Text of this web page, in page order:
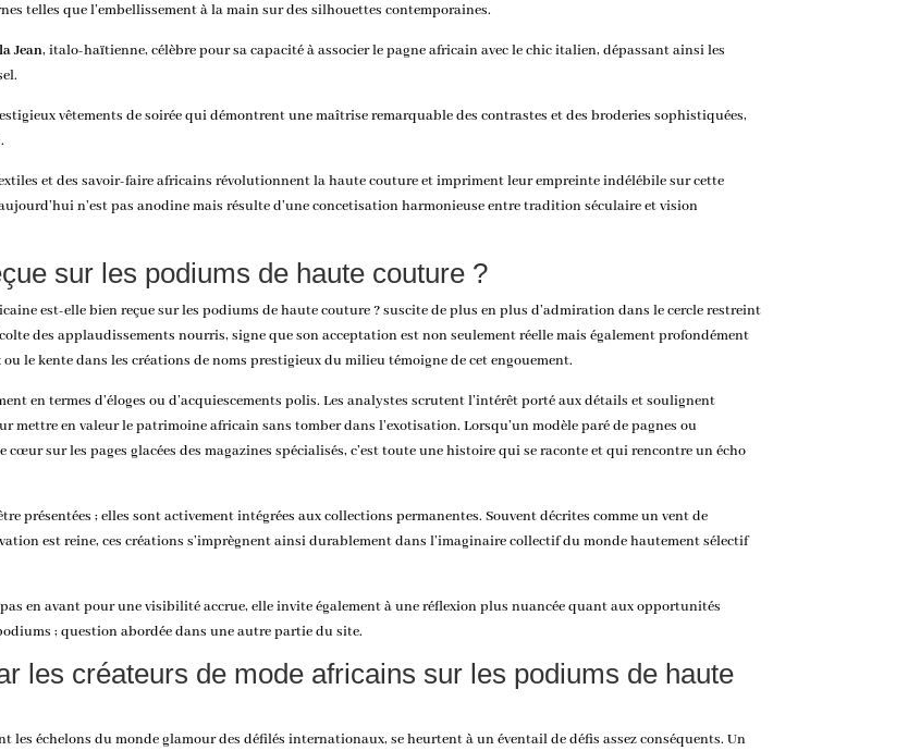
telles que l’embellissement à la main sur des silhouettes contemporaines.
Jean, italo-haïtienne, célèbre pour sa capacité à associer le pagne africain avec le chic italien, dépassant ainsi les
vêtements de soirée qui démontrent une maîtrise remarquable des contrastes et des broderies sophistiquées,
et des savoir-faire africains révolutionnent la haute couture et impriment leur empreinte indélébile sur cette
n’est pas anodine mais résulte d’uneconcetisation harmonieuseentre tradition séculaire et vision
sur les podiums de haute couture ?
est-elle bien reçue sur les podiums de haute couture ? suscite de plus en plus d’admiration dans le cercle restreint
des applaudissements nourris, signe que son acceptation est non seulement réelle mais également profondément
le kente dans les créations de noms prestigieux du milieu témoigne de cet engouement.
en termes d’éloges ou d’acquiescements polis. Les analystes scrutent l’intérêt porté aux détails et soulignent
mettre en valeur le patrimoine africain sans tomber dans l’exotisation. Lorsqu’un modèle paré de pagnes ou
sur les pages glacées des magazines spécialisés, c’est toute une histoire qui se raconte et qui rencontre un écho
présentées ; elles sont activement intégrées aux collections permanentes. Souvent décrites comme un vent de
est reine, ces créations s’imprègnent ainsi durablement dans l’imaginaire collectif du monde hautement sélectif
en avant pour une visibilité accrue, elle invite également à une réflexion plus nuancée quant aux opportunités
; question abordée dans une autre partie du site.
les créateurs de mode africains sur les podiums de haute
les échelons du monde glamour des défilés internationaux, se heurtent à un éventail de défis assez conséquents. Un